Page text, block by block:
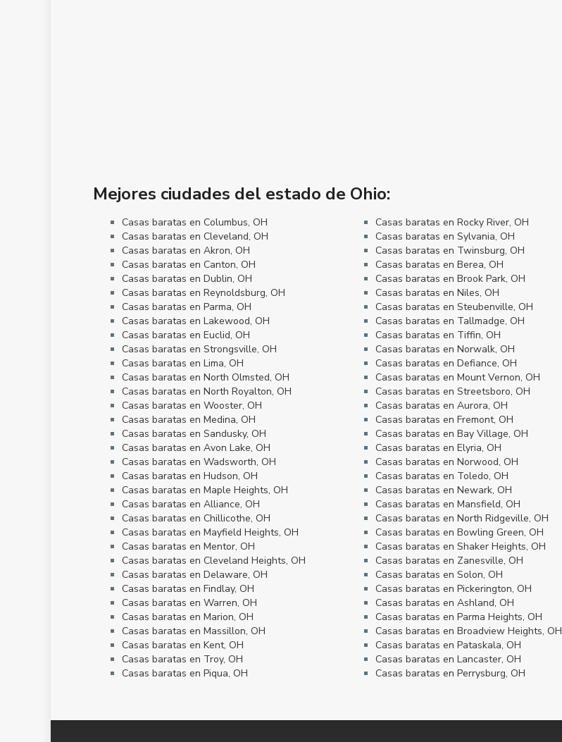
Mejores ciudades del estado de Ohio:
Casas baratas en Columbus, OH
Casas baratas en Cleveland, OH
Casas baratas en Akron, OH
Casas baratas en Canton, OH
Casas baratas en Dublin, OH
Casas baratas en Reynoldsburg, OH
Casas baratas en Parma, OH
Casas baratas en Lakewood, OH
Casas baratas en Euclid, OH
Casas baratas en Strongsville, OH
Casas baratas en Lima, OH
Casas baratas en North Olmsted, OH
Casas baratas en North Royalton, OH
Casas baratas en Wooster, OH
Casas baratas en Medina, OH
Casas baratas en Sandusky, OH
Casas baratas en Avon Lake, OH
Casas baratas en Wadsworth, OH
Casas baratas en Hudson, OH
Casas baratas en Maple Heights, OH
Casas baratas en Alliance, OH
Casas baratas en Chillicothe, OH
Casas baratas en Mayfield Heights, OH
Casas baratas en Mentor, OH
Casas baratas en Cleveland Heights, OH
Casas baratas en Delaware, OH
Casas baratas en Findlay, OH
Casas baratas en Warren, OH
Casas baratas en Marion, OH
Casas baratas en Massillon, OH
Casas baratas en Kent, OH
Casas baratas en Troy, OH
Casas baratas en Piqua, OH
Casas baratas en Rocky River, OH
Casas baratas en Sylvania, OH
Casas baratas en Twinsburg, OH
Casas baratas en Berea, OH
Casas baratas en Brook Park, OH
Casas baratas en Niles, OH
Casas baratas en Steubenville, OH
Casas baratas en Tallmadge, OH
Casas baratas en Tiffin, OH
Casas baratas en Norwalk, OH
Casas baratas en Defiance, OH
Casas baratas en Mount Vernon, OH
Casas baratas en Streetsboro, OH
Casas baratas en Aurora, OH
Casas baratas en Fremont, OH
Casas baratas en Bay Village, OH
Casas baratas en Elyria, OH
Casas baratas en Norwood, OH
Casas baratas en Toledo, OH
Casas baratas en Newark, OH
Casas baratas en Mansfield, OH
Casas baratas en North Ridgeville, OH
Casas baratas en Bowling Green, OH
Casas baratas en Shaker Heights, OH
Casas baratas en Zanesville, OH
Casas baratas en Solon, OH
Casas baratas en Pickerington, OH
Casas baratas en Ashland, OH
Casas baratas en Parma Heights, OH
Casas baratas en Broadview Heights, OH
Casas baratas en Pataskala, OH
Casas baratas en Lancaster, OH
Casas baratas en Perrysburg, OH